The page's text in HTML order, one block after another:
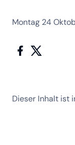
Montag 24
Dieser Inhalt ist